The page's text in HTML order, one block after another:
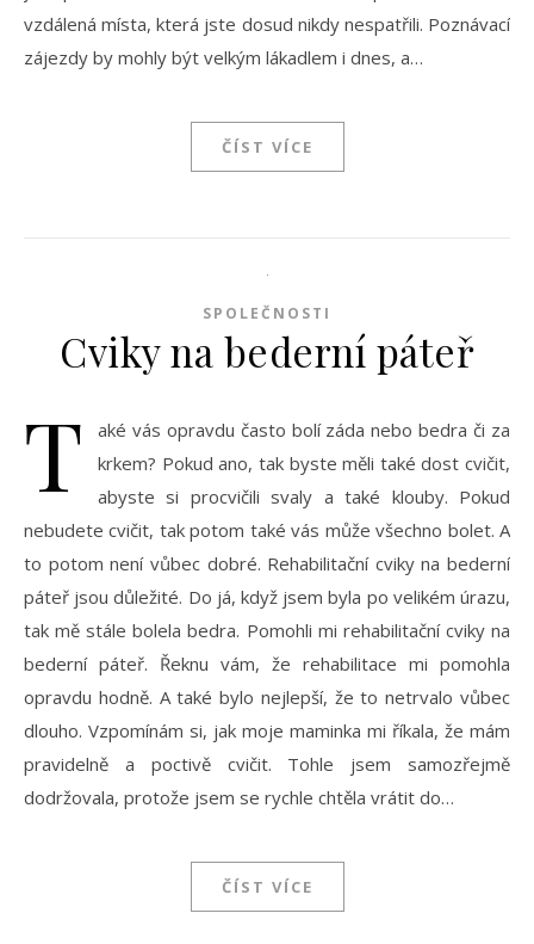
vzdálená místa, která jste dosud nikdy nespatřili. Poznávací
zájezdy by mohly být velkým lákadlem i dnes, a…
ČÍST VÍCE
SPOLEČNOSTI
Cviky na bederní páteř
T
aké vás opravdu často bolí záda nebo bedra či za
krkem? Pokud ano, tak byste měli také dost cvičit,
abyste si procvičili svaly a také klouby. Pokud
nebudete cvičit, tak potom také vás může všechno bolet. A
to potom není vůbec dobré. Rehabilitační cviky na bederní
páteř jsou důležité. Do já, když jsem byla po velikém úrazu,
tak mě stále bolela bedra. Pomohli mi rehabilitační cviky na
bederní páteř. Řeknu vám, že rehabilitace mi pomohla
opravdu hodně. A také bylo nejlepší, že to netrvalo vůbec
dlouho. Vzpomínám si, jak moje maminka mi říkala, že mám
pravidelně a poctivě cvičit. Tohle jsem samozřejmě
dodržovala, protože jsem se rychle chtěla vrátit do…
ČÍST VÍCE